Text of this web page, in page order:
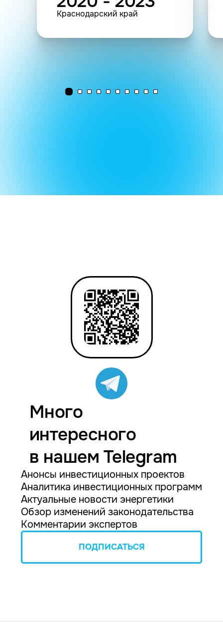
Краснодарский край
Много
интересного
в нашем Telegram
Анонсы инвестиционных проектов
Аналитика инвестиционных программ
Актуальные новости энергетики
Обзор изменений законодательства
Комментарии экспертов
ПОДПИСАТЬСЯ